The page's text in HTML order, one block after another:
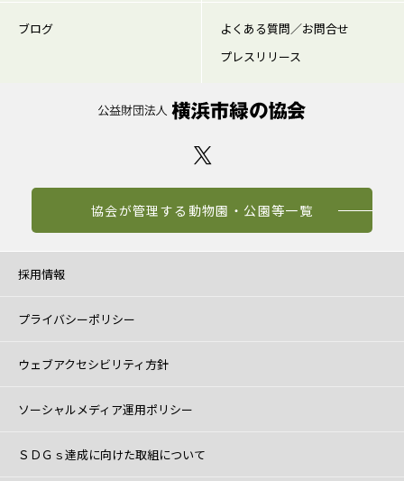
ブログ
よくある質問／お問合せ
プレスリリース
協会が管理する動物園・公園等一覧
採用情報
プライバシーポリシー
ウェブアクセシビリティ方針
ソーシャルメディア運用ポリシー
ＳＤＧｓ達成に向けた取組について